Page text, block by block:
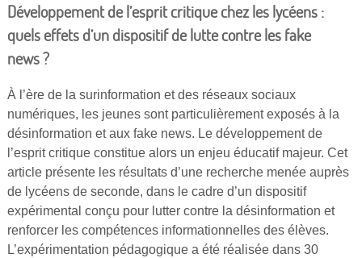
Développement de l’esprit critique chez les lycéens :
quels effets d’un dispositif de lutte contre les fake
news ?
À l’ère de la surinformation et des réseaux sociaux
numériques, les jeunes sont particulièrement exposés à la
désinformation et aux fake news. Le développement de
l’esprit critique constitue alors un enjeu éducatif majeur. Cet
article présente les résultats d’une recherche menée auprès
de lycéens de seconde, dans le cadre d’un dispositif
expérimental conçu pour lutter contre la désinformation et
renforcer les compétences informationnelles des élèves.
L’expérimentation pédagogique a été réalisée dans 30